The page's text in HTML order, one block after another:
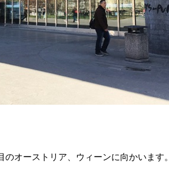
オーストリア、ウィーンに向かいます。